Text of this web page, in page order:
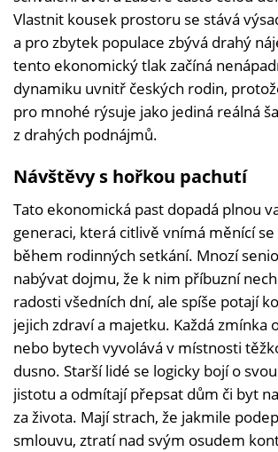
Vlastnit kousek prostoru se stává
a pro zbytek populace zbývá drahý
tento ekonomický tlak začíná
dynamiku uvnitř českých rodin,
pro mnohé rýsuje jako jediná reálná
z drahých podnájmů.
Návštěvy s hořkou pachutí
Tato ekonomická past dopadá plnou
generaci, která citlivě vnímá měnící
během rodinných setkání. Mnozí
nabývat dojmu, že k nim příbuzní
radosti všedních dní, ale spíše potají
jejich zdraví a majetku. Každá zmínka
nebo bytech vyvolává v místnosti
dusno. Starší lidé se logicky bojí o
jistotu a odmítají přepsat dům či byt
za života. Mají strach, že jakmile
smlouvu, ztratí nad svým osudem